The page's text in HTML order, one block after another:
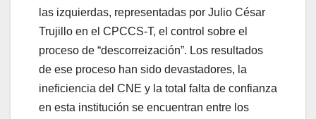
las izquierdas, representadas por Julio César
Trujillo en el CPCCS-T, el control sobre el
proceso de “descorreización”. Los resultados
de ese proceso han sido devastadores, la
ineficiencia del CNE y la total falta de confianza
en esta institución se encuentran entre los